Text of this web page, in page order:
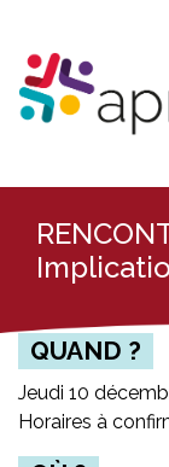
contenu
principal
QUAND ?
Jeudi 10
Horaires à